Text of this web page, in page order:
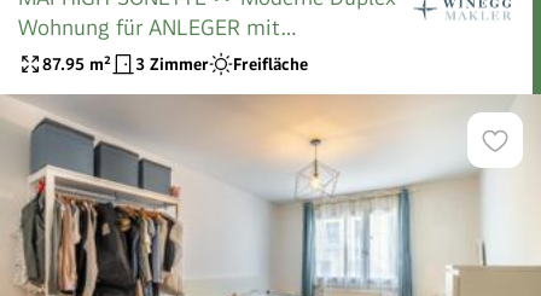
Wohnung für ANLEGER mit
lichtdurchfluteten Räumen >>
87.95 m² 3 Zimmer Freifläche